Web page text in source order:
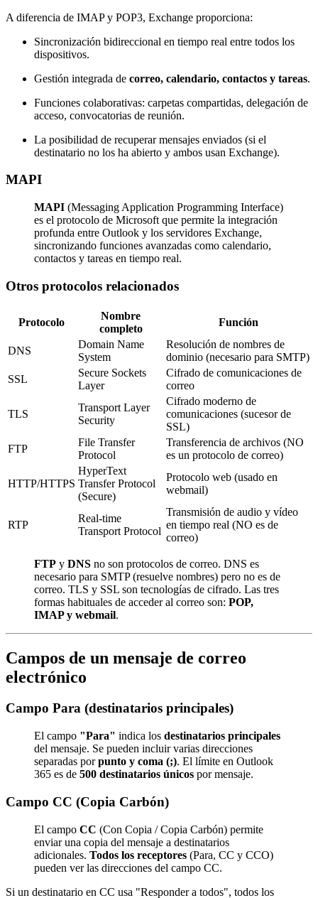
A diferencia de IMAP y POP3, Exchange proporciona:
Sincronización bidireccional en tiempo real entre todos los
dispositivos.
Gestión integrada de correo, calendario, contactos y tareas.
Funciones colaborativas: carpetas compartidas, delegación de
acceso, convocatorias de reunión.
La posibilidad de recuperar mensajes enviados (si el
destinatario no los ha abierto y ambos usan Exchange).
MAPI
MAPI (Messaging Application Programming Interface)
es el protocolo de Microsoft que permite la integración
profunda entre Outlook y los servidores Exchange,
sincronizando funciones avanzadas como calendario,
contactos y tareas en tiempo real.
Otros protocolos relacionados
Protocolo
Nombre
completo
Función
DNS
Domain Name
System
Resolución de nombres de
dominio (necesario para SMTP)
SSL
Secure Sockets
Layer
Cifrado de comunicaciones de
correo
TLS
Transport Layer
Security
Cifrado moderno de
comunicaciones (sucesor de
SSL)
FTP
File Transfer
Protocol
Transferencia de archivos (NO
es un protocolo de correo)
HTTP/HTTPS
HyperText
Transfer Protocol
(Secure)
Protocolo web (usado en
webmail)
RTP
Real-time
Transport Protocol
Transmisión de audio y vídeo
en tiempo real (NO es de
correo)
FTP y DNS no son protocolos de correo. DNS es
necesario para SMTP (resuelve nombres) pero no es de
correo. TLS y SSL son tecnologías de cifrado. Las tres
formas habituales de acceder al correo son: POP,
IMAP y webmail.
Campos de un mensaje de correo
electrónico
Campo Para (destinatarios principales)
El campo "Para" indica los destinatarios principales
del mensaje. Se pueden incluir varias direcciones
separadas porpunto y coma (;). El límite en Outlook
365 es de 500 destinatarios únicos por mensaje.
Campo CC (Copia Carbón)
El campo CC (Con Copia / Copia Carbón) permite
enviar una copia del mensaje a destinatarios
adicionales. Todos los receptores (Para, CC y CCO)
pueden ver las direcciones del campo CC.
Si un destinatario en CC usa "Responder a todos", todos los